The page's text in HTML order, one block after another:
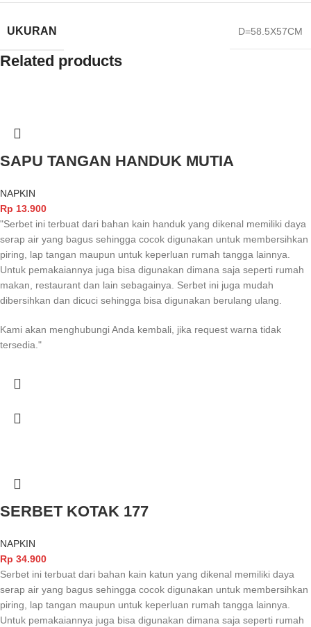
UKURAN D=58.5X57CM
Related products
SAPU TANGAN HANDUK MUTIA
NAPKIN
Rp 13.900
"Serbet ini terbuat dari bahan kain handuk yang dikenal memiliki daya
serap air yang bagus sehingga cocok digunakan untuk membersihkan
piring, lap tangan maupun untuk keperluan rumah tangga lainnya.
Untuk pemakaiannya juga bisa digunakan dimana saja seperti rumah
makan, restaurant dan lain sebagainya. Serbet ini juga mudah
dibersihkan dan dicuci sehingga bisa digunakan berulang ulang.
Kami akan menghubungi Anda kembali, jika request warna tidak
tersedia."
SERBET KOTAK 177
NAPKIN
Rp 34.900
Serbet ini terbuat dari bahan kain katun yang dikenal memiliki daya
serap air yang bagus sehingga cocok digunakan untuk membersihkan
piring, lap tangan maupun untuk keperluan rumah tangga lainnya.
Untuk pemakaiannya juga bisa digunakan dimana saja seperti rumah